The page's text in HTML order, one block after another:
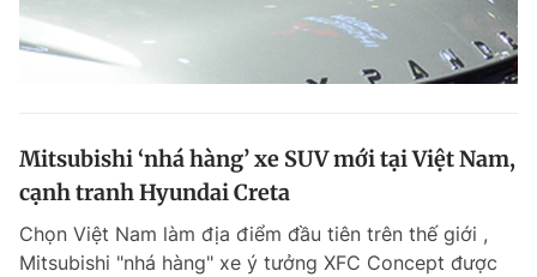
Mitsubishi ‘nhá hàng’ xe SUV mới tại Việt Nam,
cạnh tranh Hyundai Creta
Chọn Việt Nam làm địa điểm đầu tiên trên thế giới ,
Mitsubishi "nhá hàng" xe ý tưởng XFC Concept được